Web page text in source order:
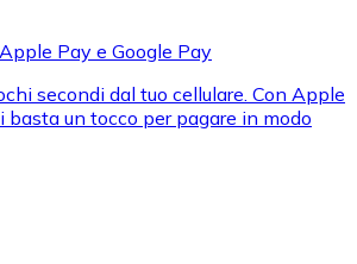
Pay e Google Pay
secondi dal tuo cellulare. Con Apple
basta un tocco per pagare in modo